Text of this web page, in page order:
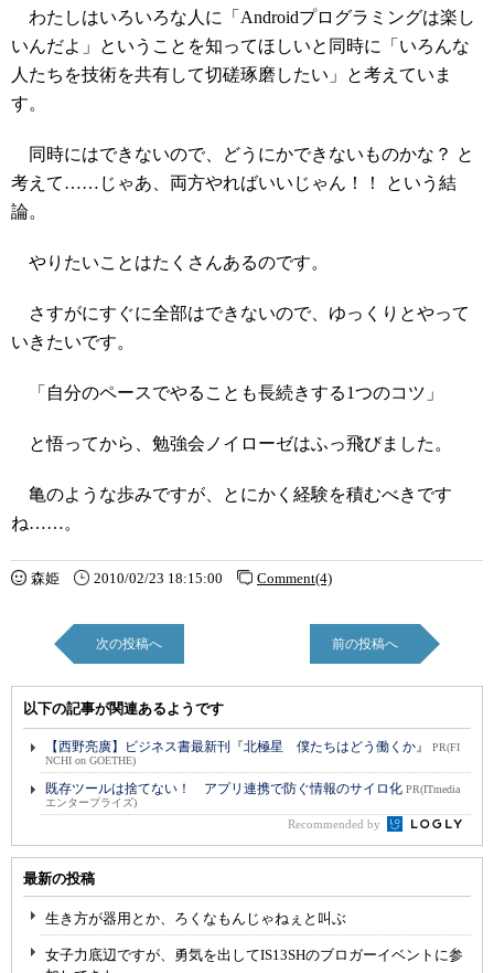
わたしはいろいろな人に「Androidプログラミングは楽し
いんだよ」ということを知ってほしいと同時に「いろんな
人たちを技術を共有して切磋琢磨したい」と考えていま
す。
同時にはできないので、どうにかできないものかな？ と
考えて……じゃあ、両方やればいいじゃん！！ という結
論。
やりたいことはたくさんあるのです。
さすがにすぐに全部はできないので、ゆっくりとやって
いきたいです。
「自分のペースでやることも長続きする1つのコツ」
と悟ってから、勉強会ノイローゼはふっ飛びました。
亀のような歩みですが、とにかく経験を積むべきです
ね……。
森姫 2010/02/23 18:15:00 Comment(4)
次の投稿へ 前の投稿へ
以下の記事が関連あるようです
【西野亮廣】ビジネス書最新刊『北極星 僕たちはどう働くか』
PR(FI
NCHI on GOETHE)
既存ツールは捨てない！ アプリ連携で防ぐ情報のサイロ化 PR(ITmedia
エンタープライズ)
Recommended by
最新の投稿
生き方が器用とか、ろくなもんじゃねぇと叫ぶ
女子力底辺ですが、勇気を出してIS13SHのブロガーイベントに参